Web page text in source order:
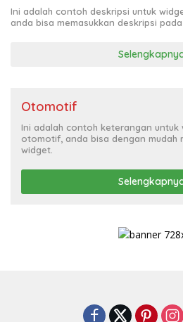
Ini adalah contoh deskripsi untuk
anda bisa memasukkan deskripsi
Otomotif
Ini adalah contoh keterangan
otomotif, anda bisa dengan mudah
widget.